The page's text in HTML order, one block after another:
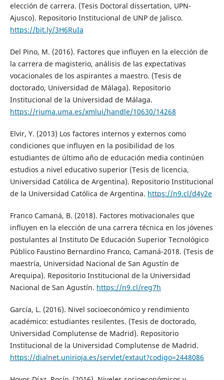
elección de carrera. (Tesis Doctoral dissertation, UPN-
Ajusco). Repositorio Institucional de UNP de Jalisco.
https://bit.ly/3H6RuIa
Del Pino, M. (2016). Factores que influyen en la elección de
la carrera de magisterio, análisis de las expectativas
vocacionales de los aspirantes a maestro. (Tesis de
doctorado, Universidad de Málaga). Repositorio
Institucional de la Universidad de Málaga.
https://riuma.uma.es/xmlui/handle/10630/14268
Elvir, Y. (2013) Los factores internos y externos como
condiciones que influyen en la posibilidad de los
estudiantes de último año de educación media continúen
estudios a nivel educativo superior (Tesis de licencia,
Universidad Católica de Argentina). Repositorio Institucional
de la Universidad Católica de Argentina. https://n9.cl/d4y2e
Franco Camaná, B. (2018). Factores motivacionales que
influyen en la elección de una carrera técnica en los jóvenes
postulantes al Instituto De Educación Superior Tecnológico
Público Faustino Bernardino Franco, Camaná-2018. (Tesis de
maestría, Universidad Nacional de San Agustín de
Arequipa). Repositorio Institucional de la Universidad
Nacional de San Agustín. https://n9.cl/reg7h
García, L. (2016). Nivel socioeconómico y rendimiento
académico: estudiantes resilentes. (Tesis de doctorado,
Universidad Complutense de Madrid). Repositorio
Institucional de la Universidad Complutense de Madrid.
https://dialnet.unirioja.es/servlet/extaut?codigo=2448086